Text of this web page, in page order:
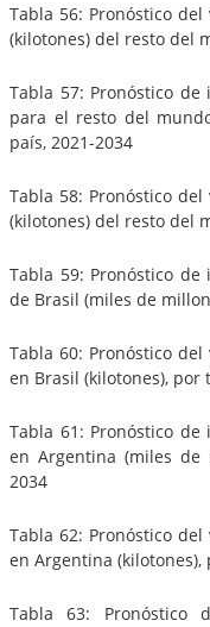
Tabla 56: Pronóstico
(kilotones) del resto del
Tabla 57: Pronóstico
para el resto del
país, 2021-2034
Tabla 58: Pronóstico
(kilotones) del resto del
Tabla 59: Pronóstico
de Brasil (miles de
Tabla 60: Pronóstico
en Brasil (kilotones), por
Tabla 61: Pronóstico
en Argentina (miles de
2034
Tabla 62: Pronóstico
en Argentina (kilotones),
Tabla 63: Pronóstico